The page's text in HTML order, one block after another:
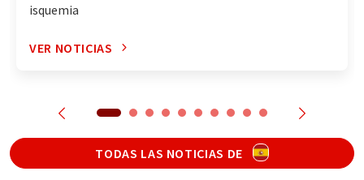
isquemia
VER NOTICIAS
TODAS LAS NOTICIAS DE